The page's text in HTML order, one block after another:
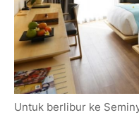
Untuk berlibur ke